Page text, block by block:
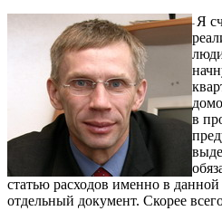
- Я
в
статью расходов именно в
отдельный документ. Скорее